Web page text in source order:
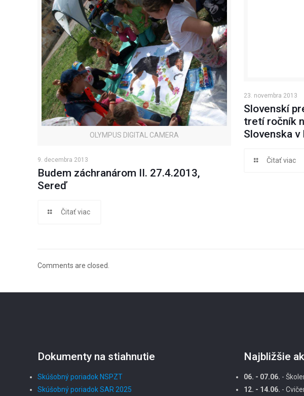
OLYMPUS DIGITAL CAMERA
9. decembra 2013
Budem záchranárom II. 27.4.2013,
Sereď
Čitať viac
23. novembra 2013
Slovenskí
tretí ročník
Slovenska
Čitať viac
Comments are closed.
Dokumenty na stiahnutie
Skúšobný poriadok NSPZT
Skúšobný poriadok SAR 2025
Najbližšie
06. - 07.06. -
12. - 14.06. -